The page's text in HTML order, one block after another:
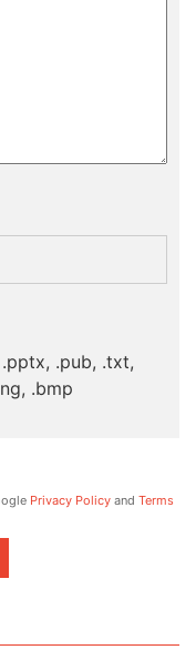
.pub, .txt,
.bmp
Privacy Policy and Terms